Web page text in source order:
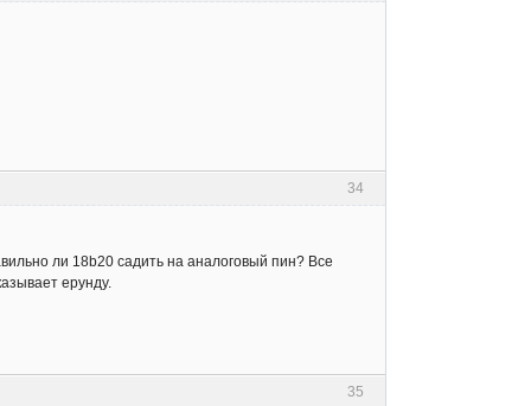
34
ли 18b20 садить на аналоговый пин? Все
ерунду.
35